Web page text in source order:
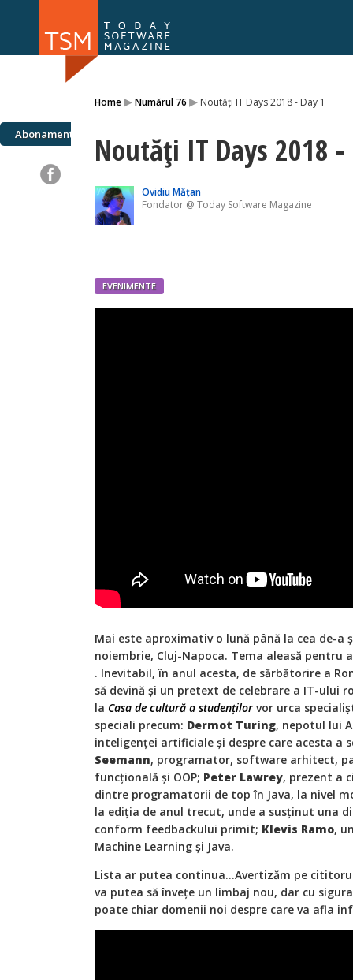
Home▸Numărul 76 ▸ Noutăți IT Days 2018 - Day 1
Abonamente Noutăți IT Days 2018 -
Ovidiu Mățan
Fondator @ Today Software Magazine
EVENIMENTE
Mai este aproximativ o lună până la cea de-a
noiembrie, Cluj-Napoca. Tema aleasă pentru
. Inevitabil, în anul acesta, de sărbătorire a
să devină și un pretext de celebrare a IT-ului
la Casa de cultură a studenților vor urca
speciali precum: Dermot Turing, nepotul lui
inteligenței artificiale și despre care acesta a
Seemann, programator, software arhitect,
funcțională și OOP; Peter Lawrey, prezent a
dintre programatorii de top în Java, la nivel
la ediția de anul trecut, unde a susținut una
conform feedbackului primit; Klevis Ramo,
Machine Learning și Java.
Lista ar putea continua...Avertizăm pe
va putea să învețe un limbaj nou, dar cu
poate chiar domenii noi despre care va afla